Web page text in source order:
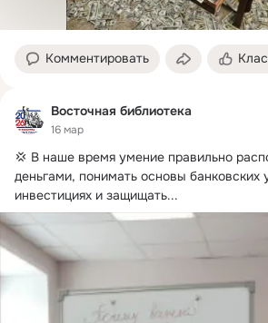
Комментировать
Восточная библиотека
16 мар
💢 В наше время умение правильно
деньгами, понимать основы банковских
инвестициях и защищать...